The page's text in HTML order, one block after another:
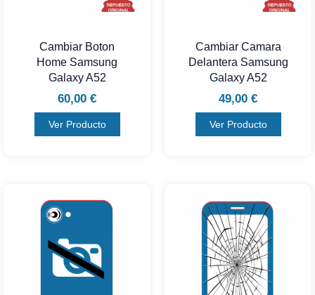
Cambiar Boton
Home Samsung
Galaxy A52
60,00 €
Ver Producto
Cambiar Camara
Delantera Samsung
Galaxy A52
49,00 €
Ver Producto